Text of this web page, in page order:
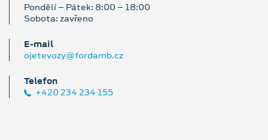
Pondělí – Pátek: 8:00 – 18:00
Sobota: zavřeno
E‑mail
ojetevozy@fordamb.cz
Telefon
+420 234 234 155